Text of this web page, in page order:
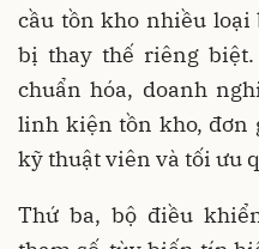
cầu tồn kho nhiều loại
bị thay thế riêng
chuẩn hóa, doanh
linh kiện tồn kho, đơn
kỹ thuật viên và tối ưu
Thứ ba, bộ điều